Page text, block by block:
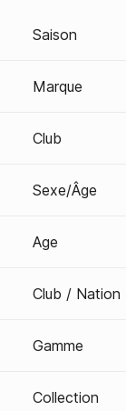
Saison
Marque
Club
Sexe/Âge
Age
Club / Nation
Gamme
Collection